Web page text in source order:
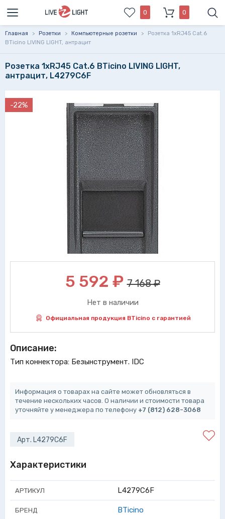
0 0
Главная > Розетки > Компьютерные розетки >
Розетка 1xRJ45 Cat.6
BTicino LIVING LIGHT, антрацит
Розетка 1xRJ45 Cat.6 BTicino LIVING LIGHT,
антрацит, L4279C6F
-22%
5 592 ₽ 7 168 ₽
Нет в наличии
Официальная продукция BTicino с гарантией
Описание:
Тип коннектора: Безынструмент. IDC
Информация о товарах на сайте может обновляться в
течение нескольких часов. О наличии и стоимости товара
уточняйте у менеджера по телефону +7 (812) 628-3068
Арт. L4279C6F
Характеристики
АРТИКУЛ L4279C6F
БРЕНД BTicino